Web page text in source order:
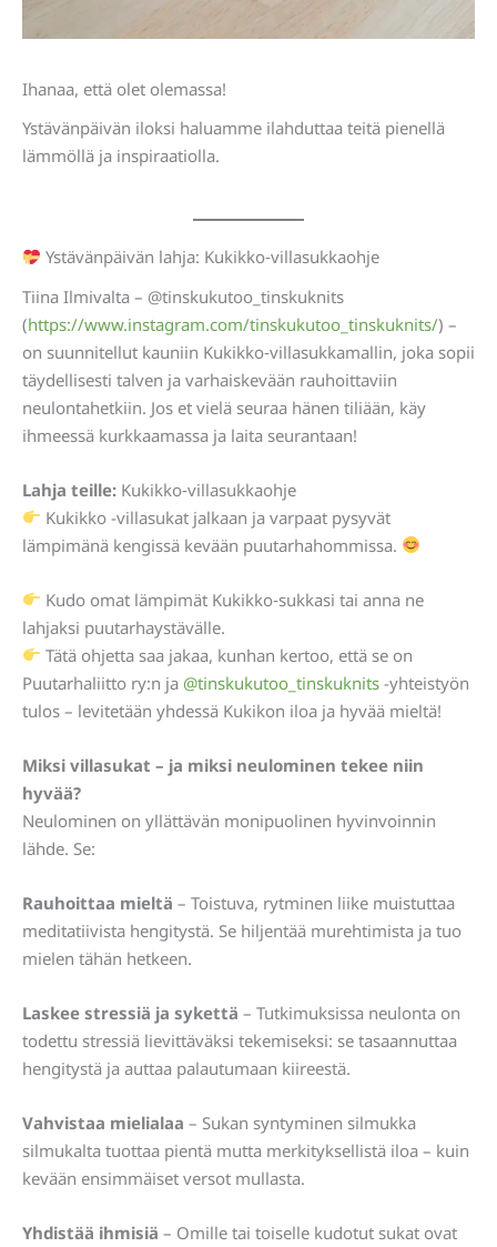
Ihanaa, että olet olemassa!
Ystävänpäivän iloksi haluamme ilahduttaa teitä pienellä
lämmöllä ja inspiraatiolla.
Ystävänpäivän lahja: Kukikko‑villasukkaohje
Tiina Ilmivalta – @tinskukutoo_tinskuknits
(https://www.instagram.com/tinskukutoo_tinskuknits/) –
on suunnitellut kauniin Kukikko‑villasukkamallin, joka sopii
täydellisesti talven ja varhaiskevään rauhoittaviin
neulontahetkiin. Jos et vielä seuraa hänen tiliään, käy
ihmeessä kurkkaamassa ja laita seurantaan!
Lahja teille: Kukikko‑villasukkaohje
Kukikko -villasukat jalkaan ja varpaat pysyvät
lämpimänä kengissä kevään puutarhahommissa.
Kudo omat lämpimät Kukikko‑sukkasi tai anna ne
lahjaksi puutarhaystävälle.
Tätä ohjetta saa jakaa, kunhan kertoo, että se on
Puutarhaliitto ry:n ja @tinskukutoo_tinskuknits -yhteistyön
tulos – levitetään yhdessä Kukikon iloa ja hyvää mieltä!
Miksi villasukat – ja miksi neulominen tekee niin
hyvää?
Neulominen on yllättävän monipuolinen hyvinvoinnin
lähde. Se:
Rauhoittaa mieltä – Toistuva, rytminen liike muistuttaa
meditatiivista hengitystä. Se hiljentää murehtimista ja tuo
mielen tähän hetkeen.
Laskee stressiä ja sykettä – Tutkimuksissa neulonta on
todettu stressiä lievittäväksi tekemiseksi: se tasaannuttaa
hengitystä ja auttaa palautumaan kiireestä.
Vahvistaa mielialaa – Sukan syntyminen silmukka
silmukalta tuottaa pientä mutta merkityksellistä iloa – kuin
kevään ensimmäiset versot mullasta.
Yhdistää ihmisiä – Omille tai toiselle kudotut sukat ovat